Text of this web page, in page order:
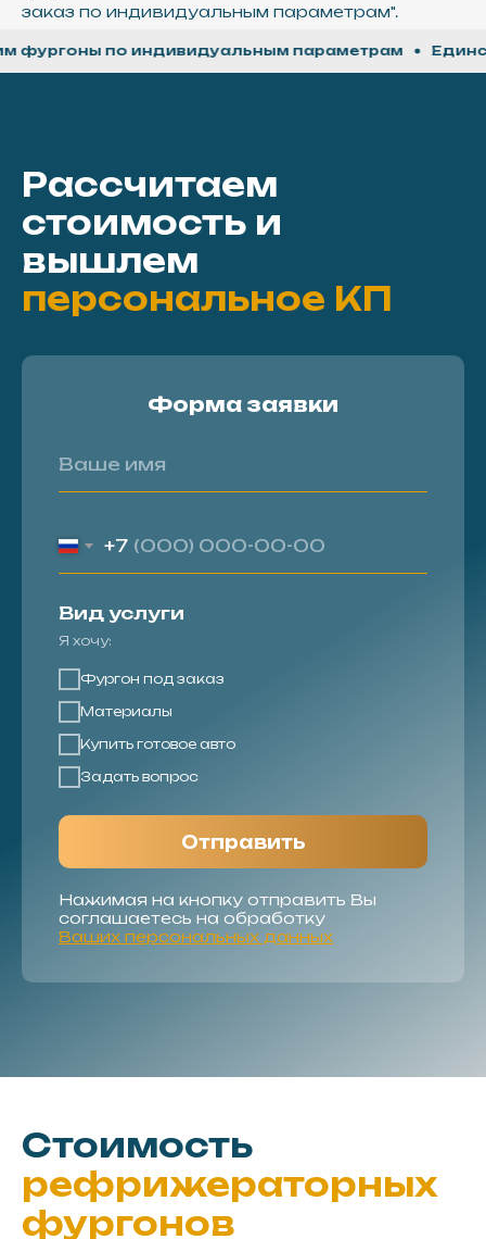
заказ по индивидуальным параметрам".
по индивидуальным параметрам
Рассчитаем
стоимость и
вышлем
персональное КП
Форма заявки
+7
Вид услуги
Я хочу:
Фургон под заказ
Материалы
Купить готовое авто
Задать вопрос
Отправить
Нажимая на кнопку отправить Вы
соглашаетесь на обработку
Ваших персональных данных
Стоимость
рефрижераторных
фургонов